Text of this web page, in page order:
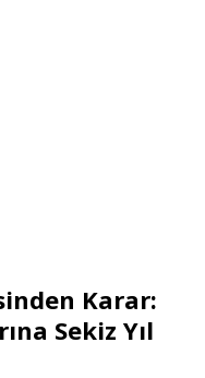
Karar:
Sekiz Yıl